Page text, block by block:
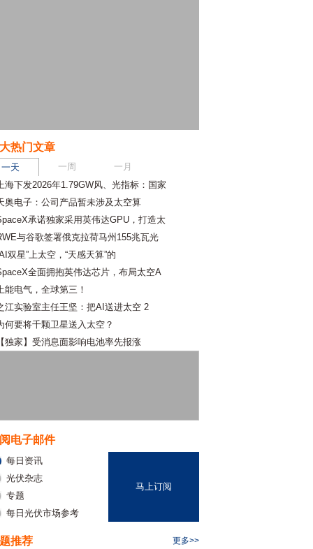
热门文章
一天 一周
一月
海下发2026年1.79GW风、光指标：国家
奥电子：公司产品暂未涉及太空算
承诺独家采用英伟达GPU，打造太
与谷歌签署俄克拉荷马州155兆瓦光
双星”上太空，“天感天算”的
全面拥抱英伟达芯片，布局太空A
能电气，全球第三！
江实验室主任王坚：把AI送进太空 2
何要将千颗卫星送入太空？
独家】受消息面影响电池率先报涨
电子邮件
每日资讯
光伏杂志
专题
每日光伏市场参考
马上订阅
推荐 更多>>